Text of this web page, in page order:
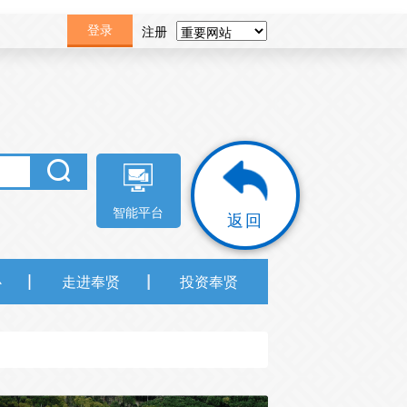
返回
登录 注册
智能平台
走进奉贤 投资奉贤